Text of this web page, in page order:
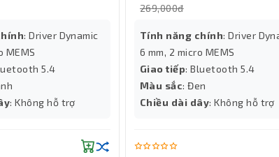
: Driver Dynamic
MEMS
5.4
: Không hỗ trợ
269,000đ
Tính năng chính: Driver
6 mm, 2 micro MEMS
Giao tiếp: Bluetooth 5.4
Màu sắc: Đen
Chiều dài dây: Không hỗ trợ